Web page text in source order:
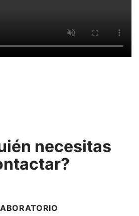
necesitas